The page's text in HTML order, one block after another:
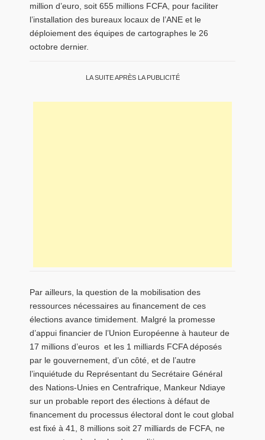
million d’euro, soit 655 millions FCFA, pour faciliter
l’installation des bureaux locaux de l’ANE et le
déploiement des équipes de cartographes le 26
octobre dernier.
LA SUITE APRÈS LA PUBLICITÉ
Par ailleurs, la question de la mobilisation des
ressources nécessaires au financement de ces
élections avance timidement. Malgré la promesse
d’appui financier de l’Union Européenne à hauteur de
17 millions d’euros et les 1 milliards FCFA déposés
par le gouvernement, d’un côté, et de l’autre
l’inquiétude du Représentant du Secrétaire Général
des Nations-Unies en Centrafrique, Mankeur Ndiaye
sur un probable report des élections à défaut de
financement du processus électoral dont le cout global
est fixé à 41, 8 millions soit 27 milliards de FCFA, ne